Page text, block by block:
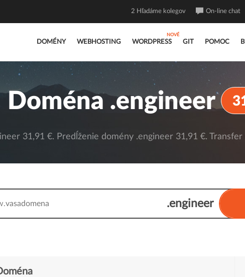
DOMÉNY WEBHOSTING WORDPRESS GIT POMOC
2 Hľadáme kolegov On-line chat
Doména .engineer
31,91 €. Predĺženie domény .engineer 31,91 €.
.engineer